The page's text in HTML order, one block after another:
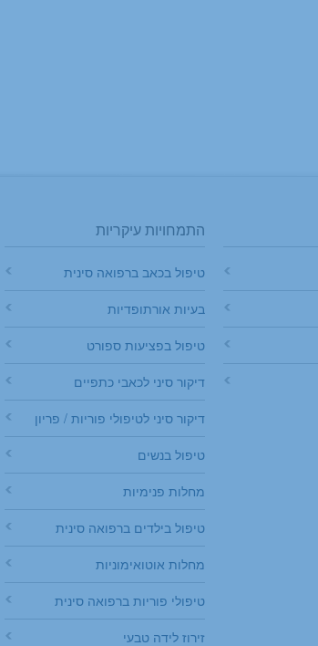
התמחויות עיקריות
טיפול בכאב ברפואה סינית
בעיות אורתופדיות
טיפול בפציעות ספורט
דיקור סיני לכאבי כתפיים
דיקור סיני לטיפולי פוריות / פריון
טיפול בנשים
מחלות פנימיות
טיפול בילדים ברפואה סינית
מחלות אוטואימוניות
טיפולי פוריות ברפואה סינית
זירוז לידה טבעי